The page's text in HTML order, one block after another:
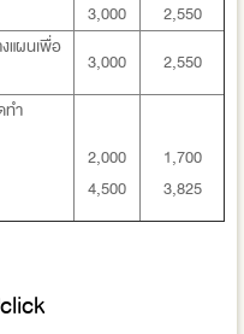
3,000
2,550
แผนเพื่อ
3,000
2,550
ทำ
2,000
4,500
1,700
3,825
click